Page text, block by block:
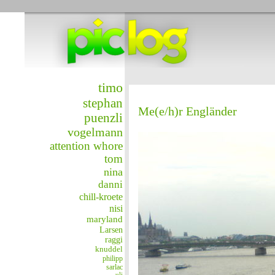
timo
stephan
puenzli
vogelmann
attention whore
tom
nina
danni
chill-kroete
nisi
maryland
Larsen
raggi
knuddel
philipp
sarlac
Me(e/h)r Engländer